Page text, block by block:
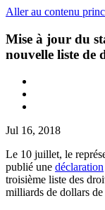
Aller au contenu
Mise à jour du
nouvelle liste de
Jul 16, 2018
Le 10 juillet, le
publié une déclaration
troisième liste des
milliards de dollars